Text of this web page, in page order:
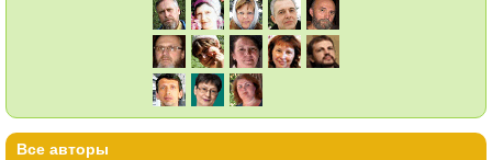
Все авторы